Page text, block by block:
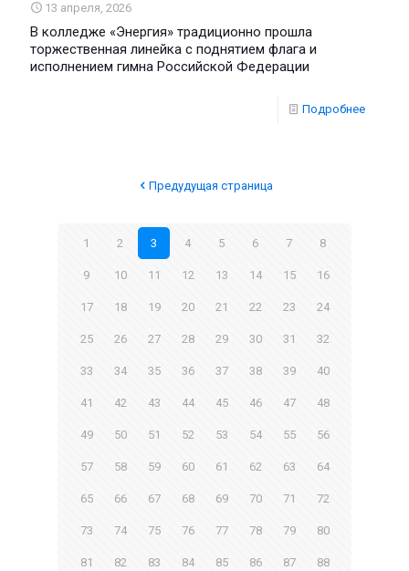
13 апреля, 2026
В колледже «Энергия» традиционно прошла
торжественная линейка с поднятием флага и
исполнением гимна Российской Федерации
Подробнее
Предудущая страница
1 2 3 4 5 6 7 8
9 10 11 12 13 14 15 16
17 18 19 20 21 22 23 24
25 26 27 28 29 30 31 32
33 34 35 36 37 38 39 40
41 42 43 44 45 46 47 48
49 50 51 52 53 54 55 56
57 58 59 60 61 62 63 64
65 66 67 68 69 70 71 72
73 74 75 76 77 78 79 80
81 82 83 84 85 86 87 88